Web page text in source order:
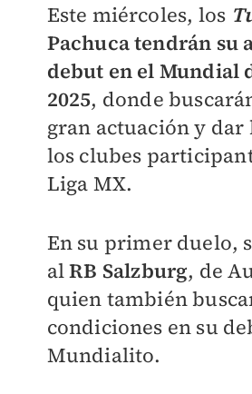
Este miércoles, los
Pachuca tendrán su
debut en el Mundial
2025, donde
gran actuación y dar
los clubes
Liga MX.
En su primer duelo,
alRB Salzburg, de
quien también
condiciones en su
Mundialito.